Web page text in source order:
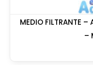
MEDIO FILTRANTE –
–